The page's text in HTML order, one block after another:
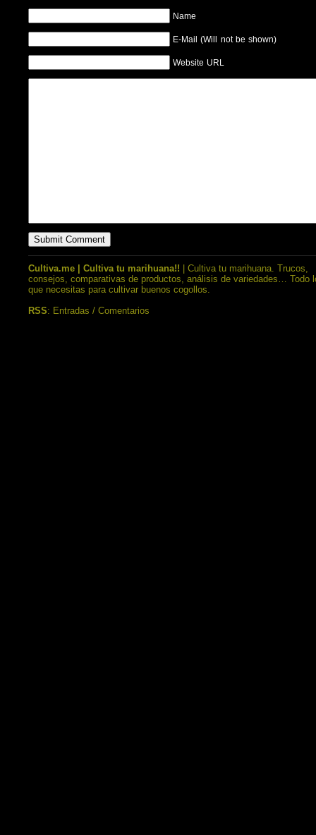
Name
E-Mail (Will not be shown)
Website URL
Cultiva.me | Cultiva tu marihuana!! | Cultiva tu marihuana. Trucos,
consejos, comparativas de productos, análisis de variedades… Todo
que necesitas para cultivar buenos cogollos.
RSS: Entradas / Comentarios